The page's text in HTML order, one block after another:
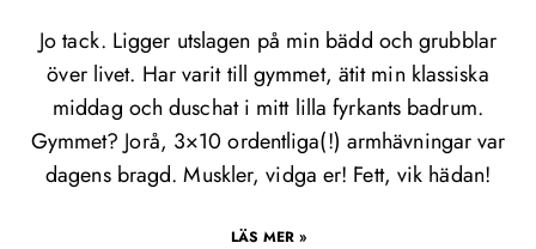
Jo tack. Ligger utslagen på min bädd och grubblar
över livet. Har varit till gymmet, ätit min klassiska
middag och duschat i mitt lilla fyrkants badrum.
Gymmet? Jorå, 3×10 ordentliga(!) armhävningar var
dagens bragd. Muskler, vidga er! Fett, vik hädan!
LÄS MER »